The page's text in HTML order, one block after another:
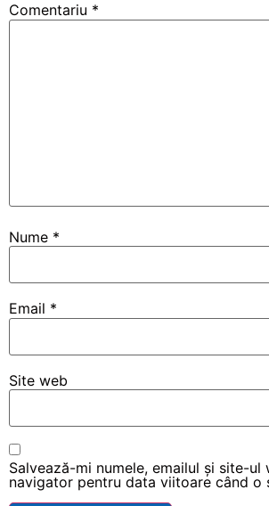
Comentariu *
Nume *
Email *
Site web
Salvează-mi numele, emailul și site-ul
navigator pentru data viitoare când o